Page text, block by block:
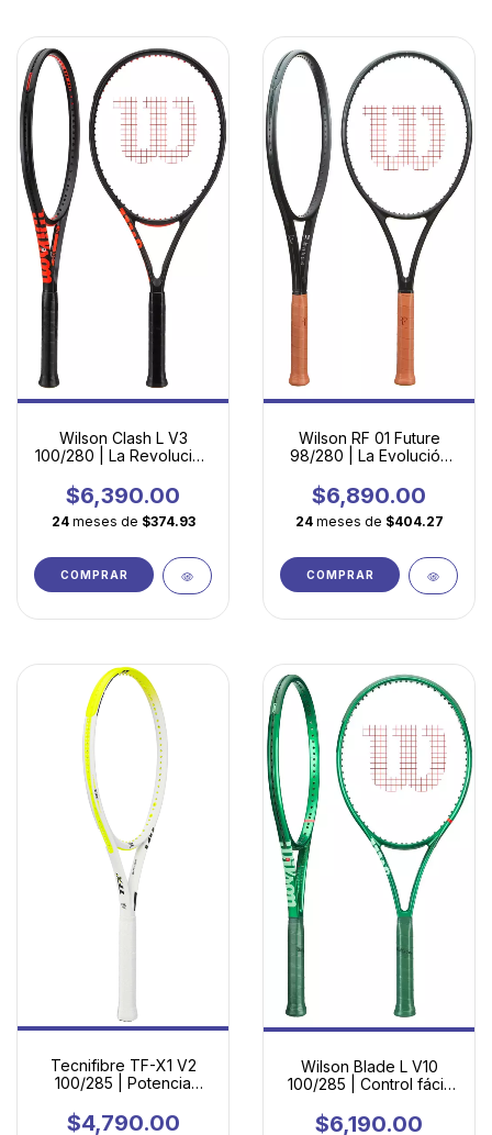
Wilson Clash L V3
100/280 | La Revolución
en Evolución
$6,390.00
24 meses de $374.93
COMPRAR
Wilson RF 01 Future
98/280 | La Evolución
Federer
$6,890.00
24 meses de $404.27
COMPRAR
Tecnifibre TF-X1 V2
100/285 | Potencia
en Evolución
$4,790.00
Wilson Blade L V10
100/285 | Control fácil,
confianza en cada
$6,190.00